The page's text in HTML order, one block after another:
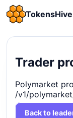
TokensHive
Trader
Polymarket
/v1/
Back to